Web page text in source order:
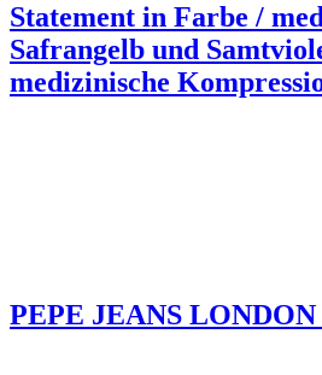
Statement in Farbe /
Safrangelb und
medizinische
PEPE JEANS LONDON